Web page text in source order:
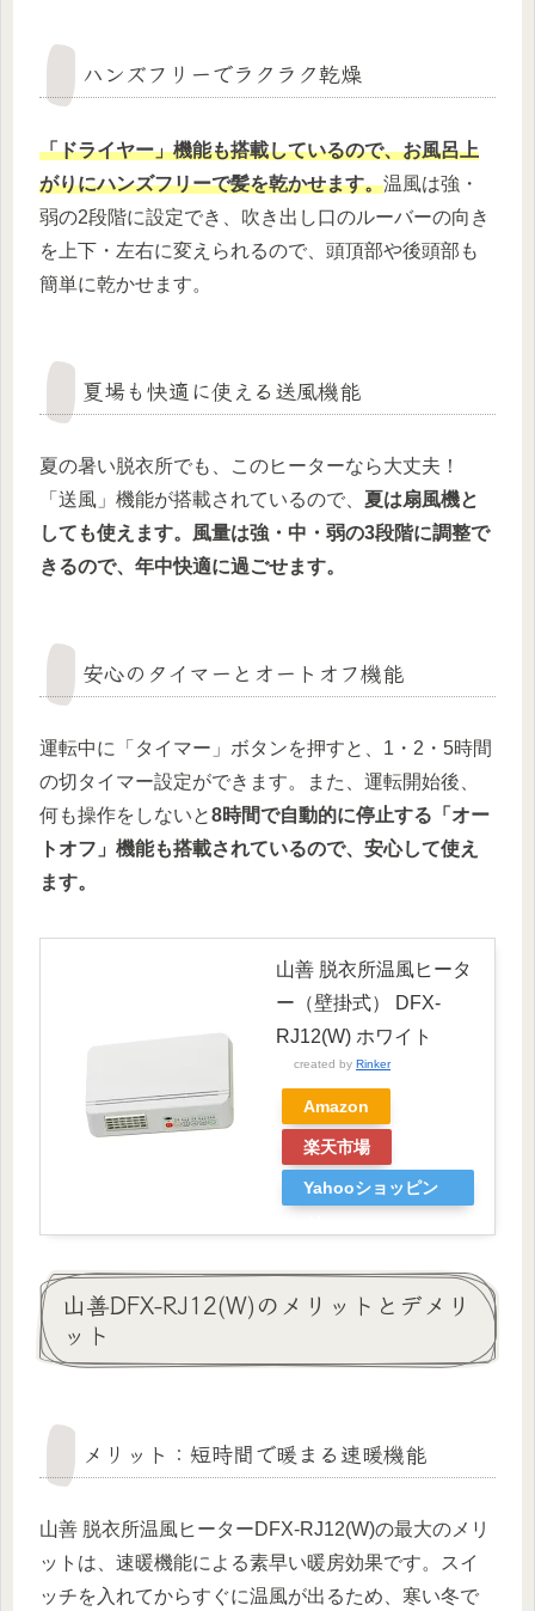
ハンズフリーでラクラク乾燥
「ドライヤー」機能も搭載しているので、お風呂上
がりにハンズフリーで髪を乾かせます。温風は強・
弱の2段階に設定でき、吹き出し口のルーバーの向き
を上下・左右に変えられるので、頭頂部や後頭部も
簡単に乾かせます。
夏場も快適に使える送風機能
夏の暑い脱衣所でも、このヒーターなら大丈夫！
「送風」機能が搭載されているので、 夏は扇風機と
しても使えます。風量は強・中・弱の3段階に調整で
きるので、年中快適に過ごせます。
安心のタイマーとオートオフ機能
運転中に「タイマー」ボタンを押すと、1・2・5時間
の切タイマー設定ができます。また、運転開始後、
何も操作をしないと8時間で自動的に停止する「オー
トオフ」機能も搭載されているので、安心して使え
ます。
山善 脱衣所温風ヒータ
ー（壁掛式） DFX-
RJ12(W) ホワイト
created by Rinker
Amazon
楽天市場
Yahooショッピン
山善DFX-RJ12(W)のメリットとデメリ
ット
メリット：短時間で暖まる速暖機能
山善 脱衣所温風ヒーターDFX-RJ12(W)の最大のメリ
ットは、速暖機能による素早い暖房効果です。スイ
ッチを入れてからすぐに温風が出るため、寒い冬で